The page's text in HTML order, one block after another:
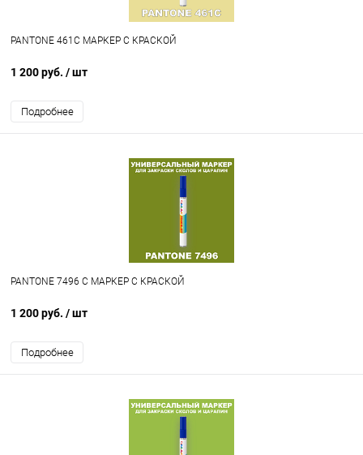
PANTONE 461C МАРКЕР С КРАСКОЙ
1 200 руб. / шт
Подробнее
PANTONE 7496 C МАРКЕР С КРАСКОЙ
1 200 руб. / шт
Подробнее